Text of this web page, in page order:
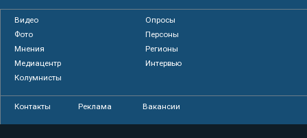
Видео
Опросы
Фото
Персоны
Мнения
Регионы
Медиацентр
Интервью
Колумнисты
Контакты Реклама Вакансии